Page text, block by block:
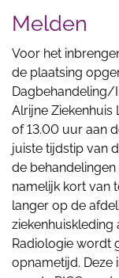
Melden
Voor het
de plaatsing
Dagbehandeling/
Alrijne
of 13.00 uur aan
juiste tijdstip van
de
namelijk kort van
langer op de
Radiologie wordt
opnametijd. Deze